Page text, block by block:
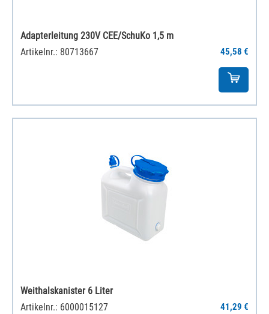
Adapterleitung 230V CEE/SchuKo 1,5 m
Artikelnr.: 80713667
45,58 €
Weithalskanister 6 Liter
Artikelnr.: 6000015127
41,29 €